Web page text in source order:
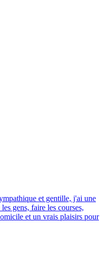
et gentille, j'ai une
gens, faire les courses,
et un vrais plaisirs pour